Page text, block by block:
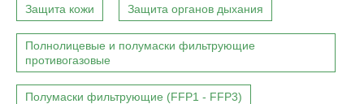
Защита кожи Защита органов дыхания
Полнолицевые и полумаски фильтрующие
противогазовые
Полумаски фильтрующие (FFP1 - FFP3)